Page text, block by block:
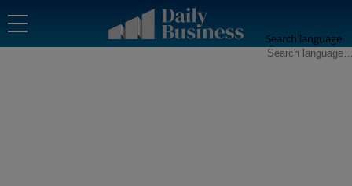
Search language